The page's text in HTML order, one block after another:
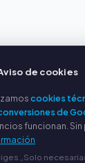
de cookies
cookies
de
funcionan.
„Solo